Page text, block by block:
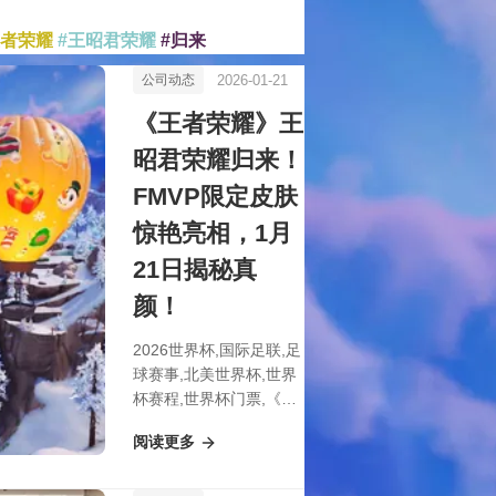
荣耀 #王昭君荣耀 #归来
公司动态 2026-01-21
《王者荣耀》王
昭君荣耀归来！
FMVP限定皮肤
惊艳亮相，1月
21日揭秘真
颜！
2026世界杯,国际足联,足
球赛事,北美世界杯,世界
杯赛程,世界杯门票,《王
来！FMVP限定皮肤惊艳
阅读更多